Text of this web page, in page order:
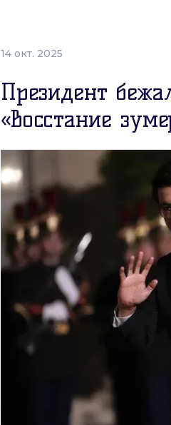
14 окт. 2025
Президент
«восстание